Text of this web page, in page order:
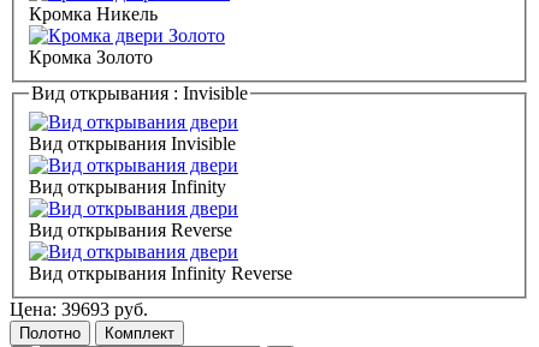
Кромка Никель
Кромка Золото
Вид открывания : Invisible
Вид открывания Invisible
Вид открывания Infinity
Вид открывания Reverse
Вид открывания Infinity Reverse
Цена: 39693 руб.
Полотно
Комплект